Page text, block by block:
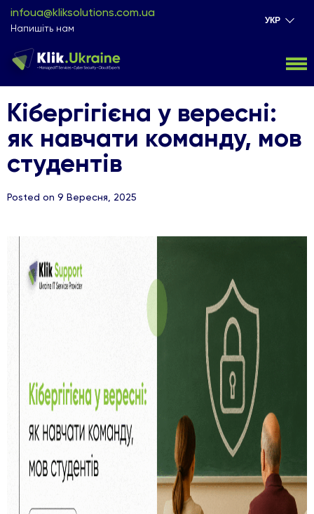
infoua@kliksolutions.com.ua
Напишіть нам
УКР
Кібергігієна у вересні:
як навчати команду, мов
студентів
Posted on 9 Вересня, 2025